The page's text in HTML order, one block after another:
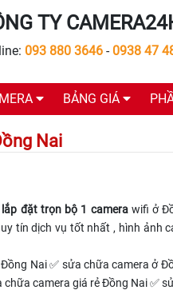
TY
093 880 3646- 0938 47
BẢNG GIÁ
Nai
lắp đặt trọn bộ 1 camerawifi ở
tín dịch vụ tốt nhất , hình ảnh
Nai ✅ sửa chữa camera ở
camera giá rẻ Đồng Nai ✅